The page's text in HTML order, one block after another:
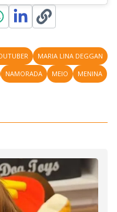
MARIA LINA DEGGAN
NAMORADA MEIO MENINA